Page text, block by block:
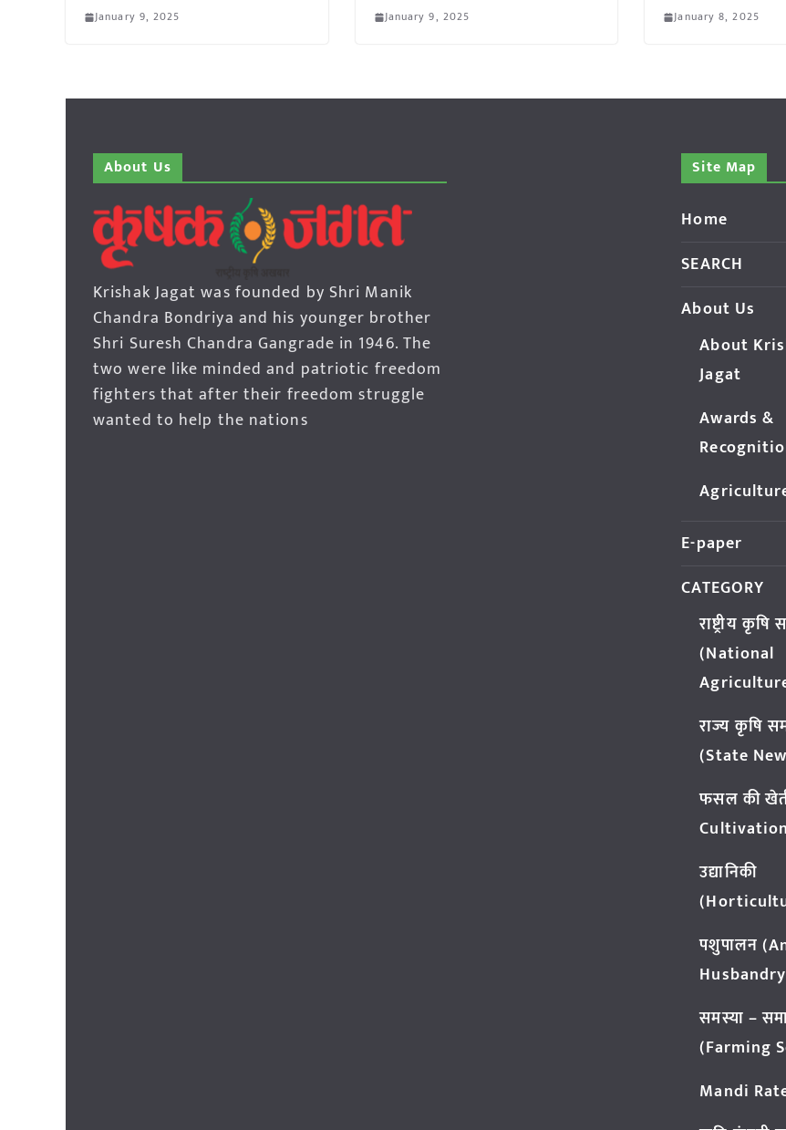
January 9, 2025 January 9, 2025 January 8, 2025
About Us
Krishak Jagat was founded by Shri Manik
Chandra Bondriya and his younger brother
Shri Suresh Chandra Gangrade in 1946. The
two were like minded and patriotic freedom
fighters that after their freedom struggle
wanted to help the nations
Site Map
Home
SEARCH
About Us
About
Jagat
Awards &
E-paper
CATEGORY
राष्ट्रीय कृषि
(National
राज्य कृषि
(State
फसल की
उद्यानिकी
पशुपालन
समस्या –
(Farming
Mandi